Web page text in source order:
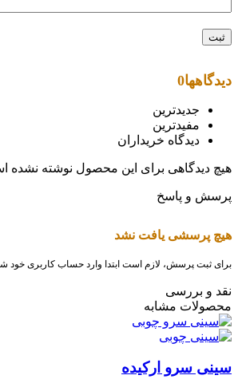
دیدگاهها0
جدیدترین
مفیدترین
دیدگاه خریداران
هیچ دیدگاهی برای این محصول نوشته نشده
پرسش و پاسخ
هیچ پرسشی یافت نشد
برای ثبت پرسش، لازم است ابتدا وارد حساب کاربری خود
نقد و بررسی
محصولات مشابه
سینی سرو ارکیده